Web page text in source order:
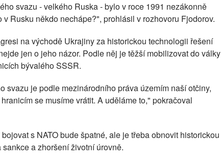
svazu - velkého Ruska - bylo v roce 1991 nezákonně
v Rusku někdo nechápe?", prohlásil v rozhovoru Fjodorov.
na východě Ukrajiny za historickou technologii řešení
jen o jeho názor. Podle něj je těžší mobilizovat do války
bývalého SSSR.
svazu je podle mezinárodního práva územím naší otčiny,
se musíme vrátit. A uděláme to," pokračoval
s NATO bude špatné, ale je třeba obnovit historickou
a zhoršení životní úrovně.